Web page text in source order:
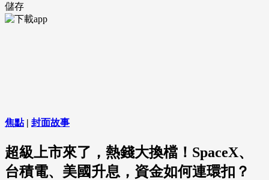
儲存
焦點| 封面故事
超級上市來了，熱錢大換檔！SpaceX、
台積電、美國升息，資金如何連環扣？